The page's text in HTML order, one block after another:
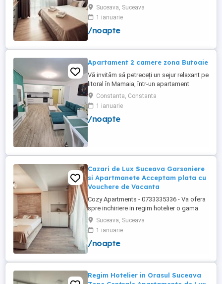
variata de apartamente si garsoniere
situate in puncte cheie ale orasului
Suceava: Bulevardul George Enescu. In
centrul Orasului pe Esplanada langa
Zamca Burdujeni Ipotesti Pentru ...
Suceava, Suceava
1 ianuarie
/noapte
Apartament 2 camere zona Butoaie
Vă invităm să petreceți un sejur relaxant pe
litoral în Mamaia, într-un apartament
modern, situat în complexul Moonlight,
Residence, zona centrală una dintre cele
mai căutate locații din stațiune. Locație
excelentă la doar câțiva pași de plajă,
Constanta, Constanta
1 ianuarie
/noapte
Cazari de Lux Suceava Garsoniere
si Apartmanete Acceptam plata cu
Vouchere de Vacanta
Cozy Apartments - 0733335336 - Va ofera
spre inchiriere in regim hotelier o gama
variata de apartamente si garsoniere
situate in puncte cheie ale orasului
Suceava: Bulevardul George Enescu.
Kaufland George Enescu In centrul
Zamca Bulevardul 1 Mai Obcini Bulevardul
Suceava, Suceava
1 ianuarie
/noapte
Regim Hotelier in Orasul Suceava